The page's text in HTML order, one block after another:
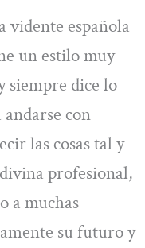
vidente española
un estilo muy
siempre dice lo
con
las cosas tal y
profesional,
a muchas
su futuro y